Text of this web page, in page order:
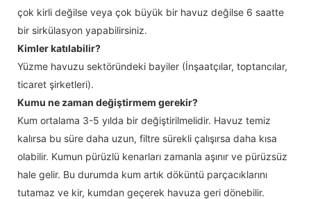
çok kirli değilse veya çok büyük bir havuz değilse 6 saatte
bir sirkülasyon yapabilirsiniz.
Kimler katılabilir?
Yüzme havuzu sektöründeki bayiler (İnşaatçılar, toptancılar,
ticaret şirketleri).
Kumu ne zaman değiştirmem gerekir?
Kum ortalama 3-5 yılda bir değiştirilmelidir. Havuz temiz
kalırsa bu süre daha uzun, filtre sürekli çalışırsa daha kısa
olabilir. Kumun pürüzlü kenarları zamanla aşınır ve pürüzsüz
hale gelir. Bu durumda kum artık döküntü parçacıklarını
tutamaz ve kir, kumdan geçerek havuza geri dönebilir.